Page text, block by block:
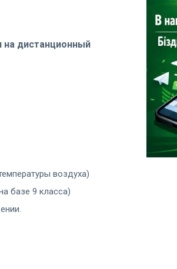
на дистанционный
воздуха)
базе 9 класса)